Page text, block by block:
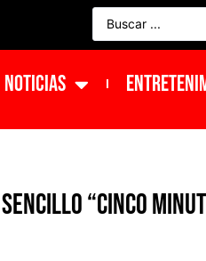
NOTICIAS
“Cinco